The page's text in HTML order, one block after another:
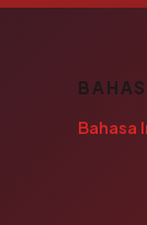
Bahasa